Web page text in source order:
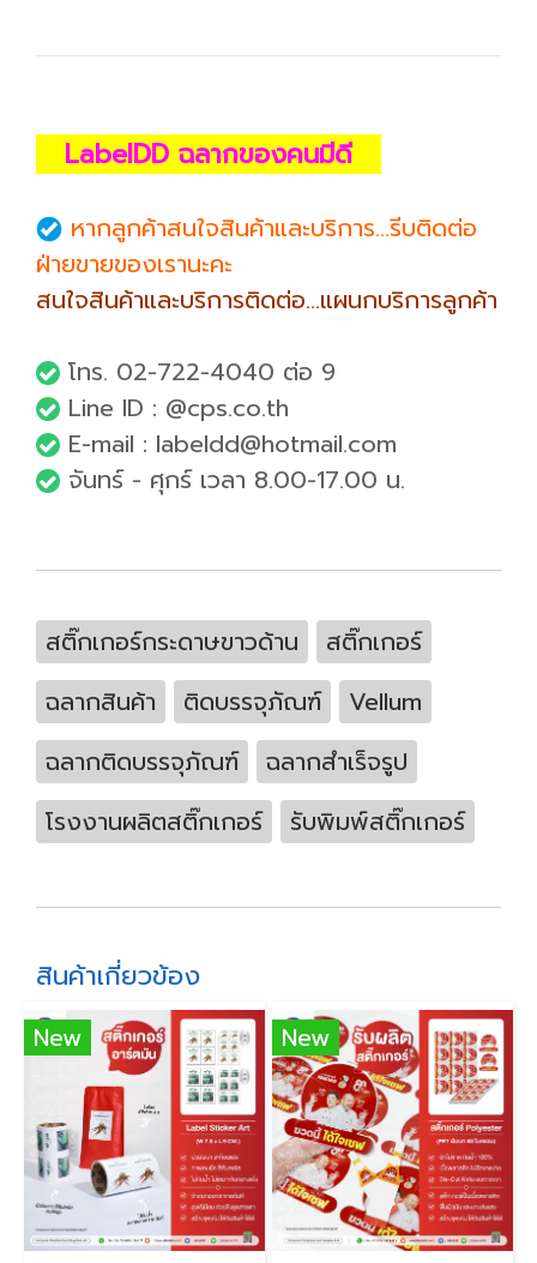
LabelDD ฉลากของคนมีดี
หากลูกค้าสนใจสินค้าและบริการ...รีบติดต่อ
ฝ่ายขายของเรานะคะ
สนใจสินค้าและบริการติดต่อ...แผนกบริการลูกค้า
โทร. 02-722-4040 ต่อ 9
Line ID : @cps.co.th
E-mail : labeldd@hotmail.com
จันทร์ - ศุกร์ เวลา 8.00-17.00 น.
สติ๊กเกอร์กระดาษขาวด้าน
สติ๊กเกอร์
ฉลากสินค้า
ติดบรรจุภัณฑ์
Vellum
ฉลากติดบรรจุภัณฑ์
ฉลากสำเร็จรูป
โรงงานผลิตสติ๊กเกอร์
รับพิมพ์สติ๊กเกอร์
สินค้าเกี่ยวข้อง
New New